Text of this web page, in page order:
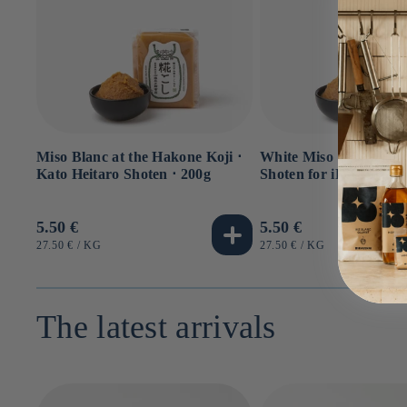
Miso Blanc at the Hakone Koji ⋅
Kato Heitaro Shoten ⋅ 200g
Usual
price
5.50 €
UNIT
27.50 € / BY
KG
White Miso ⋅ Kato
Shoten for iRASSHAi
Usual
price
5.50 €
UNIT
27.50 € / BY
KG
The latest arrivals